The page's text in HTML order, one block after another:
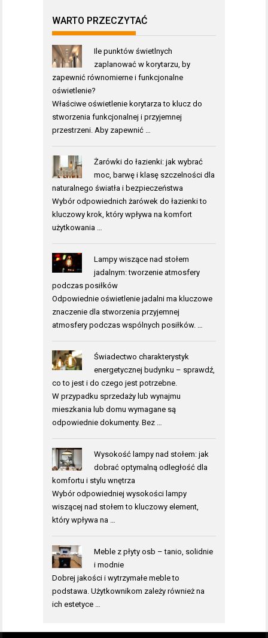
WARTO PRZECZYTAĆ
Ile punktów świetlnych
zaplanować w korytarzu, by
zapewnić równomierne i funkcjonalne
oświetlenie?
Właściwe oświetlenie korytarza to klucz do
stworzenia funkcjonalnej i przyjemnej
przestrzeni. Aby zapewnić …
Żarówki do łazienki: jak wybrać
moc, barwę i klasę szczelności dla
naturalnego światła i bezpieczeństwa
Wybór odpowiednich żarówek do łazienki to
kluczowy krok, który wpływa na komfort
użytkowania …
Lampy wiszące nad stołem
jadalnym: tworzenie atmosfery
podczas posiłków
Odpowiednie oświetlenie jadalni ma kluczowe
znaczenie dla stworzenia przyjemnej
atmosfery podczas wspólnych posiłków. …
Świadectwo charakterystyk
energetycznej budynku – sprawdź,
co to jest i do czego jest potrzebne.
W przypadku sprzedaży lub wynajmu
mieszkania lub domu wymagane są
odpowiednie dokumenty. Bez …
Wysokość lampy nad stołem: jak
dobrać optymalną odległość dla
komfortu i stylu wnętrza
Wybór odpowiedniej wysokości lampy
wiszącej nad stołem to kluczowy element,
który wpływa na …
Meble z płyty osb – tanio, solidnie
i modnie
Dobrej jakości i wytrzymałe meble to
podstawa. Użytkownikom zależy również na
ich estetyce …